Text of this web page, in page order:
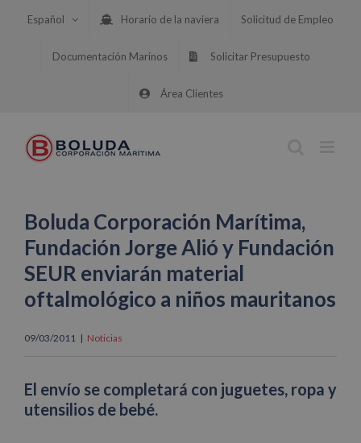
Español Horario de la naviera Solicitud de Empleo
Documentación Marinos Solicitar Presupuesto
Área Clientes
Boluda Corporación Marítima,
Fundación Jorge Alió y Fundación
SEUR enviarán material
oftalmológico a niños mauritanos
09/03/2011 | Noticias
El envío se completará con juguetes, ropa y
utensilios de bebé.